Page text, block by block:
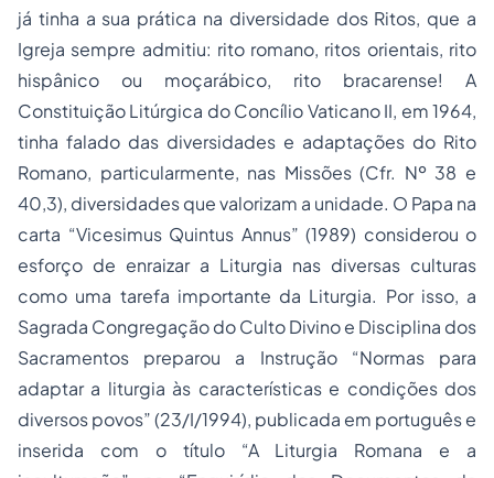
já tinha a sua prática na diversidade dos Ritos, que a
Igreja sempre admitiu: rito romano, ritos orientais, rito
hispânico ou moçarábico, rito bracarense! A
Constituição Litúrgica do Concílio Vaticano II, em 1964,
tinha falado das diversidades e adaptações do Rito
Romano, particularmente, nas Missões (Cfr. Nº 38 e
40,3), diversidades que valorizam a unidade. O Papa na
carta “Vicesimus Quintus Annus” (1989) considerou o
esforço de enraizar a Liturgia nas diversas culturas
como uma tarefa importante da Liturgia. Por isso, a
Sagrada Congregação do Culto Divino e Disciplina dos
Sacramentos preparou a Instrução “Normas para
adaptar a liturgia às características e condições dos
diversos povos” (23/I/1994), publicada em português e
inserida com o título “A Liturgia Romana e a